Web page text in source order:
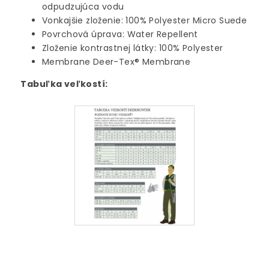
odpudzujúca vodu
Vonkajšie zloženie: 100% Polyester Micro Suede
Povrchová úprava: Water Repellent
Zloženie kontrastnej látky: 100% Polyester
Membrane Deer-Tex® Membrane
Tabuľka veľkostí: